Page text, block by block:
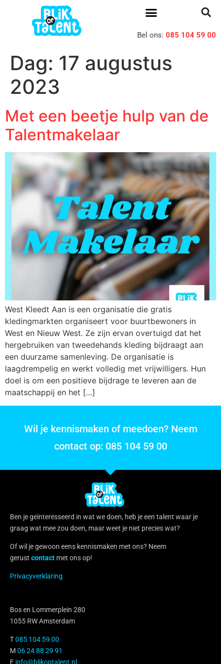
Bel ons: 085 104 59 00
Dag: 17 augustus
2023
Met een beetje hulp van de
Talentmakelaar
West Kleedt Aan is een organisatie die gratis
kledingmarkten organiseert voor buurtbewoners in
West en Nieuw West. Ze zijn ervan overtuigd dat het
hergebruiken van tweedehands kleding bijdraagt aan
een duurzame samenleving. De organisatie is
laagdrempelig en werkt volledig met vrijwilligers. Hun
doel is om een positieve bijdrage te leveren aan de
maatschappij en het […]
Wil je kennismaken of meedoen? Neem
contact op: 085 104 59 00
Ben je geïnteresseerd in wat we doen, heb je een talent waar je
graag wat mee zou doen, maar weet je niet precies wat?
Of wil je gewoon eens kennismaken met ons? Neem
gerust contact met ons op!
Privacyverklaring
Bos en Lommerplein 280
1055 RW Amsterdam
T085 104 59 00
M 06 24 88 29 91
E info@blikoptalent.nl